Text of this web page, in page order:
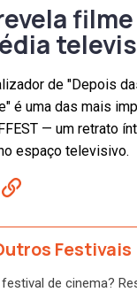
de "Depois
é uma das mais
— um retrato
espaço televisivo.
Festivais
de cinema?